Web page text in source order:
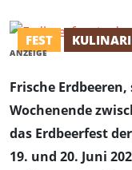
FEST
ANZEIGE
Frische
Wochenende
das Erdbeerfest
19. und 20. Juni